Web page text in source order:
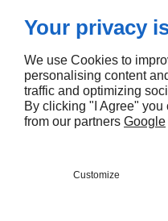
GEL DE
Your privacy
We use Cookies to
personalising content
traffic and optimizing
By clicking "I Agree"
from our partners Google
Customize